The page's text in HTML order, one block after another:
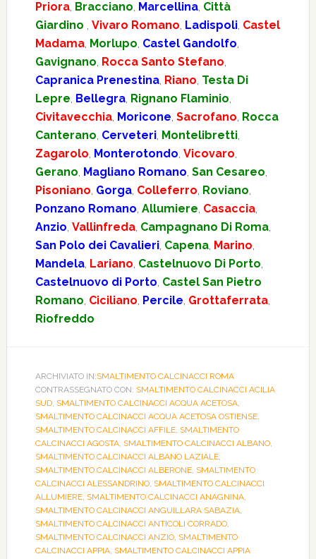
Priora, Bracciano, Marcellina, Città
Giardino , Vivaro Romano, Ladispoli, Castel
Madama, Morlupo, Castel Gandolfo,
Gavignano, Rocca Santo Stefano,
Capranica Prenestina, Riano, Testa Di
Lepre, Bellegra, Rignano Flaminio,
Civitavecchia, Moricone, Sacrofano, Rocca
Canterano, Cerveteri, Montelibretti,
Zagarolo, Monterotondo, Vicovaro,
Gerano, Magliano Romano, San Cesareo,
Pisoniano, Gorga, Colleferro, Roviano,
Ponzano Romano, Allumiere, Casaccia,
Anzio, Vallinfreda, Campagnano Di Roma,
San Polo dei Cavalieri, Capena, Marino,
Mandela, Lariano, Castelnuovo Di Porto,
Castelnuovo di Porto, Castel San Pietro
Romano, Ciciliano, Percile, Grottaferrata,
Riofreddo
ARCHIVIATO IN:SMALTIMENTO CALCINACCI ROMA
CONTRASSEGNATO CON: SMALTIMENTO CALCINACCI ACILIA
SUD, SMALTIMENTO CALCINACCI ACQUA ACETOSA,
SMALTIMENTO CALCINACCI ACQUA ACETOSA OSTIENSE,
SMALTIMENTO CALCINACCI AFFILE, SMALTIMENTO
CALCINACCI AGOSTA, SMALTIMENTO CALCINACCI ALBANO,
SMALTIMENTO CALCINACCI ALBANO LAZIALE,
SMALTIMENTO CALCINACCI ALBERONE, SMALTIMENTO
CALCINACCI ALESSANDRINO, SMALTIMENTO CALCINACCI
ALLUMIERE, SMALTIMENTO CALCINACCI ANAGNINA,
SMALTIMENTO CALCINACCI ANGUILLARA SABAZIA,
SMALTIMENTO CALCINACCI ANTICOLI CORRADO,
SMALTIMENTO CALCINACCI ANZIO, SMALTIMENTO
CALCINACCI APPIA, SMALTIMENTO CALCINACCI APPIA